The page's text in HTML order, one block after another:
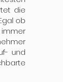
die
ob
immer
und